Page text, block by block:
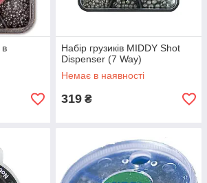
в
Набір грузиків MIDDY Shot
Dispenser (7 Way)
Немає в наявності
319 ₴